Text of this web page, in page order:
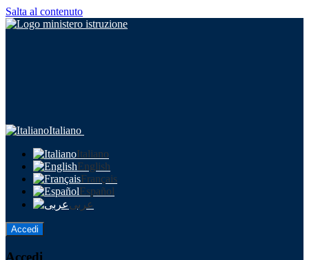
Salta al contenuto
Italiano
Italiano
English
Français
Español
عربى
Accedi
Accedi